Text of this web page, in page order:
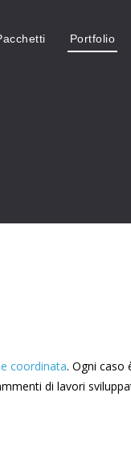
Portfolio
coordinata. Ogni caso
di lavori